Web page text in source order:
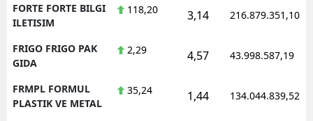
FORTE FORTE BILGI
ILETISIM
118,20 3,14 216.879.351,10
FRIGO FRIGO PAK
GIDA
2,29 4,57 43.998.587,19
FRMPL FORMUL
PLASTIK VE METAL
35,24 1,44 134.044.839,52